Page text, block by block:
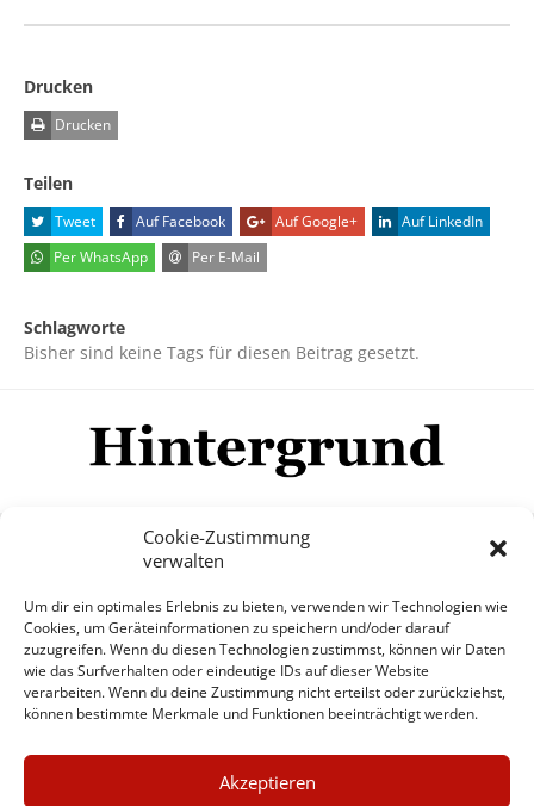
Cookie-Zustimmung
verwalten
Um dir ein optimales Erlebnis zu bieten, verwenden wir Technologien wie
Cookies, um Geräteinformationen zu speichern und/oder darauf
zuzugreifen. Wenn du diesen Technologien zustimmst, können wir Daten
wie das Surfverhalten oder eindeutige IDs auf dieser Website
verarbeiten. Wenn du deine Zustimmung nicht erteilst oder zurückziehst,
können bestimmte Merkmale und Funktionen beeinträchtigt werden.
Akzeptieren
Drucken
Drucken
Teilen
Tweet Auf Facebook Auf Google+
Auf LinkedIn
Per WhatsApp
Per E-Mail
Schlagworte
Bisher sind keine Tags für diesen Beitrag gesetzt.
Mehr
© Copyright Hintergrund.de, 2015 - 2026
Zum Newsletter jetzt kostenlos
anmelden
×